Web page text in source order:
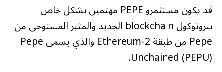
قد يكون مستثمرو PEPE مهتمين بشكل خاص
ببروتوكول blockchain الجديد والمثير المستوحى من
Pepe من طبقة Ethereum-2 والذي يسمى Pepe
Unchained (PEPU).